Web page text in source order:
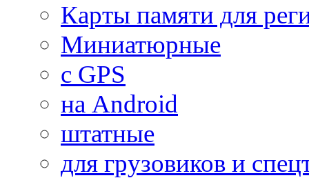
Карты памяти для
Миниатюрные
с GPS
на Android
штатные
для грузовиков и